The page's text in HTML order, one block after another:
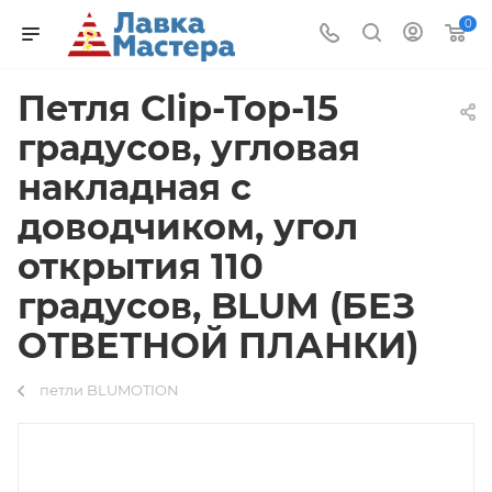
0
Петля Clip-Top-15
градусов, угловая
накладная c
доводчиком, угол
открытия 110
градусов, BLUM (БЕЗ
ОТВЕТНОЙ ПЛАНКИ)
петли BLUMOTION